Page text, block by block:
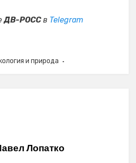
ДВ-РОССв Telegram
и природа
Лопатко